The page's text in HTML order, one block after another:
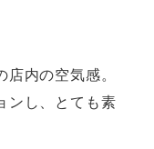
内の空気感。
ンし、とても素